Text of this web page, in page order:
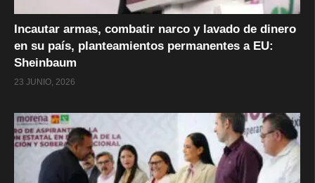
Incautar armas, combatir narco y lavado de dinero
en su país, planteamientos permanentes a EU:
Sheinbaum
23 JUNIO, 2026